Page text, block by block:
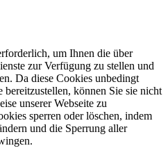
um Ihnen die über
zur Verfügung zu stellen und
Da diese Cookies unbedingt
können Sie sie nicht
unserer Webseite zu
sperren oder löschen, indem
und die Sperrung aller